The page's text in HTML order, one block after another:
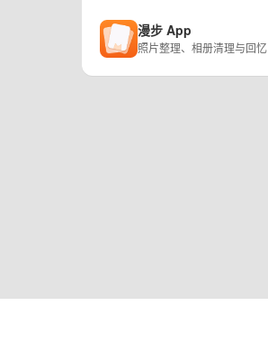
漫步 App
照片整理、相册清理与回忆